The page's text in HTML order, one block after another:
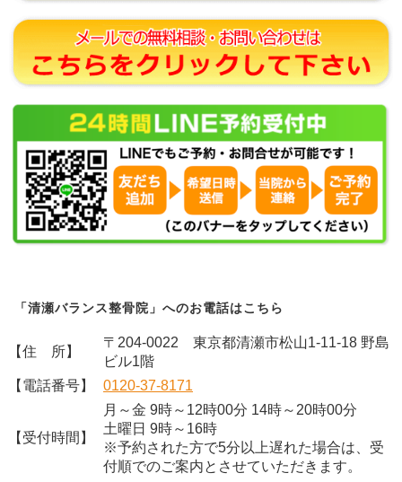
「清瀬バランス整骨院」へのお電話はこちら
【住 所】
〒204-0022 東京都清瀬市松山1-11-18 野島
ビル1階
【電話番号】
0120-37-8171
【受付時間】
月～金 9時～12時00分 14時～20時00分
土曜日 9時～16時
※予約された方で5分以上遅れた場合は、受
付順でのご案内とさせていただきます。